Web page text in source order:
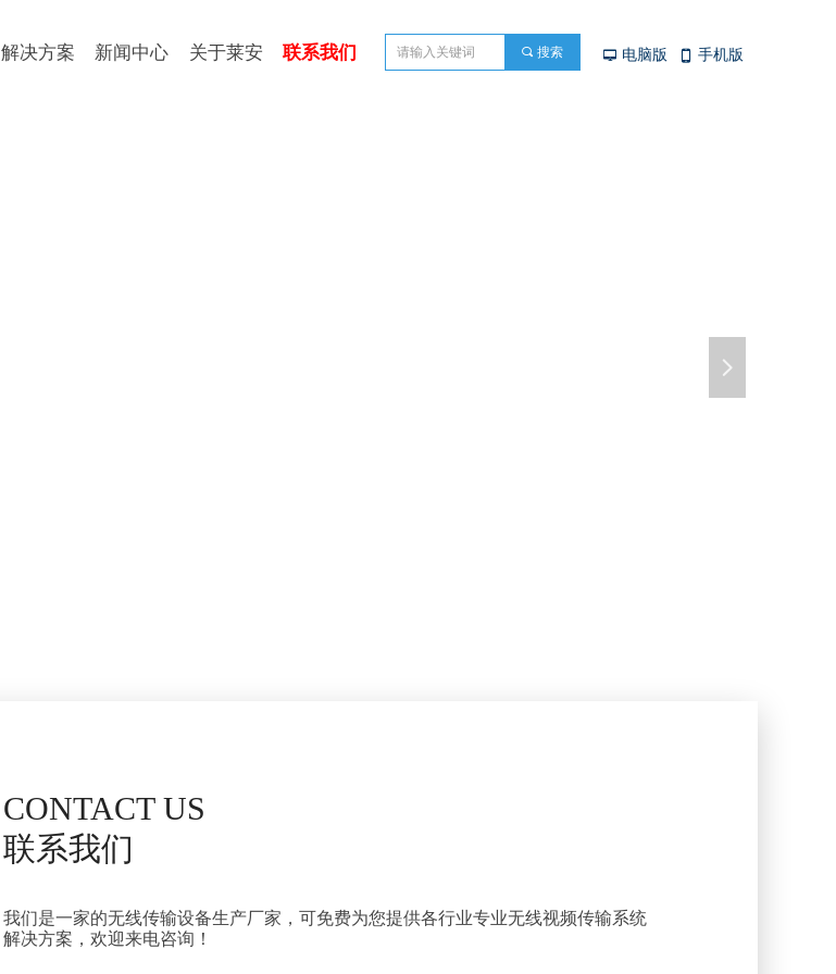
解决方案 新闻中心 关于莱安 联系我们
넲
끠 搜索 넡 电脑版 넓 手机版
CONTACT US
联系我们
我们是一家的无线传输设备生产厂家，可免费为您提供各行业专业无线视频传输系统
解决方案，欢迎来电咨询！